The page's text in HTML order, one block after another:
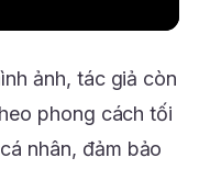
ảnh, tác giả còn
phong cách tối
nhân, đảm bảo